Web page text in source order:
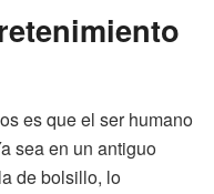
es que el ser humano
sea en un antiguo
de bolsillo, lo